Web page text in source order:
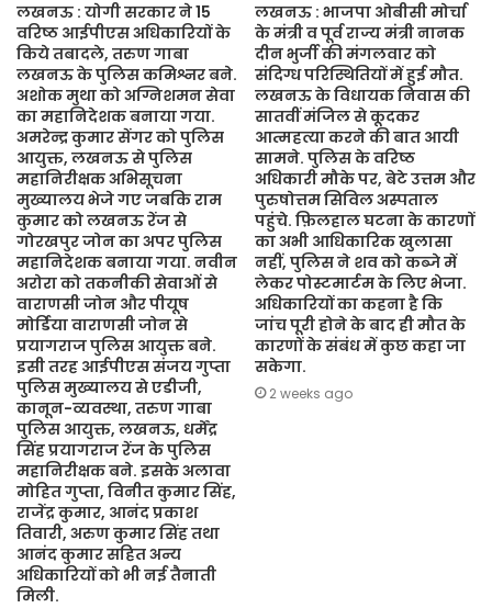
लखनऊ : योगी सरकार ने 15
वरिष्ठ आईपीएस अधिकारियों के
किये तबादले, तरुण गाबा
लखनऊ के पुलिस कमिश्नर बने.
अशोक मुथा को अग्निशमन सेवा
का महानिदेशक बनाया गया.
अमरेन्द्र कुमार सेंगर को पुलिस
आयुक्त, लखनऊ से पुलिस
महानिरीक्षक अभिसूचना
मुख्यालय भेजे गए जबकि राम
कुमार को लखनऊ रेंज से
गोरखपुर जोन का अपर पुलिस
महानिदेशक बनाया गया. नवीन
अरोरा को तकनीकी सेवाओं से
वाराणसी जोन और पीयूष
मोर्डिया वाराणसी जोन से
प्रयागराज पुलिस आयुक्त बने.
इसी तरह आईपीएस संजय गुप्ता
पुलिस मुख्यालय से एडीजी,
कानून-व्यवस्था, तरुण गाबा
पुलिस आयुक्त, लखनऊ, धर्मेंद्र
सिंह प्रयागराज रेंज के पुलिस
महानिरीक्षक बने. इसके अलावा
मोहित गुप्ता, विनीत कुमार सिंह,
राजेंद्र कुमार, आनंद प्रकाश
तिवारी, अरुण कुमार सिंह तथा
आनंद कुमार सहित अन्य
अधिकारियों को भी नई तैनाती
मिली.
लखनऊ : भाजपा ओबीसी मोर्चा
के मंत्री व पूर्व राज्य मंत्री नानक
दीन भुर्जी की मंगलवार को
संदिग्ध परिस्थितियों में हुई मौत.
लखनऊ के विधायक निवास की
सातवीं मंजिल से कूदकर
आत्महत्या करने की बात आयी
सामने. पुलिस के वरिष्ठ
अधिकारी मौके पर, बेटे उत्तम और
पुरुषोत्तम सिविल अस्पताल
पहुंचे. फ़िलहाल घटना के कारणों
का अभी आधिकारिक खुलासा
नहीं, पुलिस ने शव को कब्जे में
लेकर पोस्टमार्टम के लिए भेजा.
अधिकारियों का कहना है कि
जांच पूरी होने के बाद ही मौत के
कारणों के संबंध में कुछ कहा जा
सकेगा.
2 weeks ago